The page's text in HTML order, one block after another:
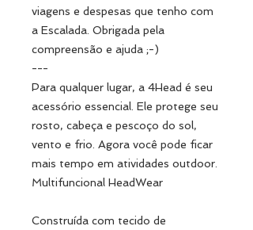
viagens e despesas que tenho com
a Escalada. Obrigada pela
compreensão e ajuda ;-)
---
Para qualquer lugar, a 4Head é seu
acessório essencial. Ele protege seu
rosto, cabeça e pescoço do sol,
vento e frio. Agora você pode ficar
mais tempo em atividades outdoor.
Multifuncional HeadWear
Construída com tecido de